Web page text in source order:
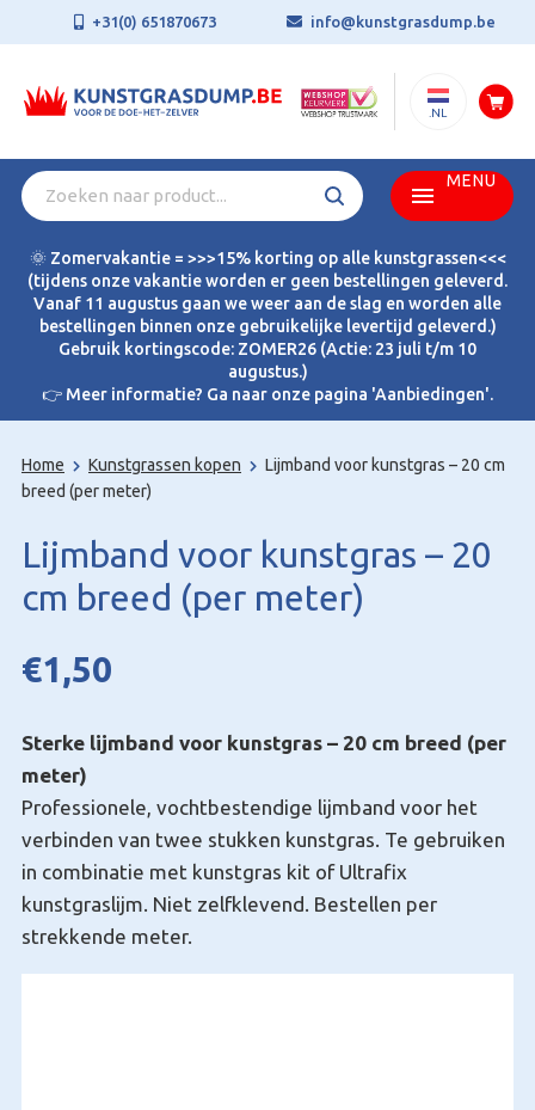
+31(0) 651870673 info@kunstgrasdump.be
.NL
MENU
🌞 Zomervakantie = >>>15% korting op alle kunstgrassen<<<
(tijdens onze vakantie worden er geen bestellingen geleverd.
Vanaf 11 augustus gaan we weer aan de slag en worden alle
bestellingen binnen onze gebruikelijke levertijd geleverd.)
Gebruik kortingscode: ZOMER26 (Actie: 23 juli t/m 10
augustus.)
👉 Meer informatie? Ga naar onze pagina 'Aanbiedingen'.
Home Kunstgrassen kopen
Lijmband voor kunstgras – 20 cm
breed (per meter)
Lijmband voor kunstgras – 20
cm breed (per meter)
€1,50
Sterke lijmband voor kunstgras – 20 cm breed (per
meter)
Professionele, vochtbestendige lijmband voor het
verbinden van twee stukken kunstgras. Te gebruiken
in combinatie met kunstgras kit of Ultrafix
kunstgraslijm. Niet zelfklevend. Bestellen per
strekkende meter.